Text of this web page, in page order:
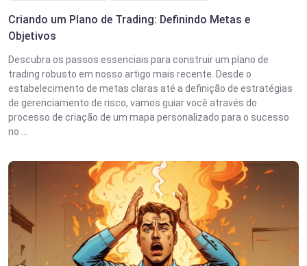
Criando um Plano de Trading: Definindo Metas e
Objetivos
Descubra os passos essenciais para construir um plano de
trading robusto em nosso artigo mais recente. Desde o
estabelecimento de metas claras até a definição de estratégias
de gerenciamento de risco, vamos guiar você através do
processo de criação de um mapa personalizado para o sucesso
no ...